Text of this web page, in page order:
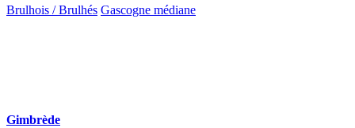
Brulhois / Brulhés Gascogne médiane
Gimbrède